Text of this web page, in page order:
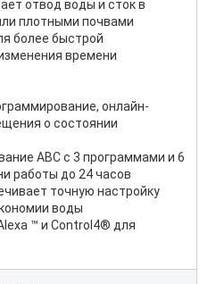
отвод воды и сток в
плотными почвами
более быстрой
времени
онлайн-
о состоянии
ABC с 3 программами и 6
работы до 24 часов
точную настройку
воды
™ и Control4® для